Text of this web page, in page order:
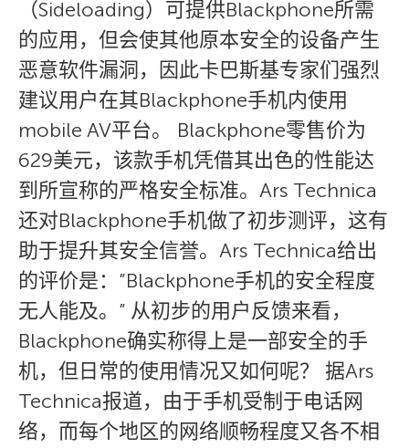
（Sideloading）可提供Blackphone所需
的应用，但会使其他原本安全的设备产生
恶意软件漏洞，因此卡巴斯基专家们强烈
建议用户在其Blackphone手机内使用
mobile AV平台。 Blackphone零售价为
629美元，该款手机凭借其出色的性能达
到所宣称的严格安全标准。Ars Technica
还对Blackphone手机做了初步测评，这有
助于提升其安全信誉。Ars Technica给出
的评价是：”Blackphone手机的安全程度
无人能及。” 从初步的用户反馈来看，
Blackphone确实称得上是一部安全的手
机，但日常的使用情况又如何呢？ 据Ars
Technica报道，由于手机受制于电话网
络，而每个地区的网络顺畅程度又各不相